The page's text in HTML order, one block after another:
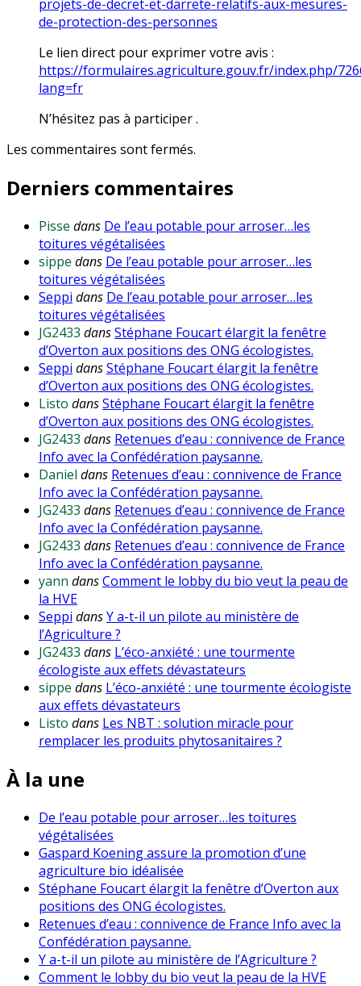
projets-de-decret-et-darrete-relatifs-aux-mesures-
de-protection-des-personnes
Le lien direct pour exprimer votre avis :
https://formulaires.agriculture.gouv.fr/index.php/
lang=fr
N’hésitez pas à participer .
Les commentaires sont fermés.
Derniers commentaires
Pisse dans De l’eau potable pour arroser…les
toitures végétalisées
sippe dans De l’eau potable pour arroser…les
toitures végétalisées
Seppi dans De l’eau potable pour arroser…les
toitures végétalisées
JG2433 dansStéphane Foucart élargit la fenêtre
d’Overton aux positions des ONG écologistes.
Seppi dansStéphane Foucart élargit la fenêtre
d’Overton aux positions des ONG écologistes.
Listo dansStéphane Foucart élargit la fenêtre
d’Overton aux positions des ONG écologistes.
JG2433 dans Retenues d’eau : connivence de France
Info avec la Confédération paysanne.
Daniel dans Retenues d’eau : connivence de France
Info avec la Confédération paysanne.
JG2433 dans Retenues d’eau : connivence de France
Info avec la Confédération paysanne.
JG2433 dans Retenues d’eau : connivence de France
Info avec la Confédération paysanne.
yann dansComment le lobby du bio veut la peau de
la HVE
Seppi dansY a-t-il un pilote au ministère de
l’Agriculture ?
JG2433 dans L’éco-anxiété : une tourmente
écologiste aux effets dévastateurs
sippe dans L’éco-anxiété : une tourmente écologiste
aux effets dévastateurs
Listo dans Les NBT : solution miracle pour
remplacer les produits phytosanitaires ?
À la une
De l’eau potable pour arroser…les toitures
végétalisées
Gaspard Koening assure la promotion d’une
agriculture bio idéalisée
Stéphane Foucart élargit la fenêtre d’Overton aux
positions des ONG écologistes.
Retenues d’eau : connivence de France Info avec la
Confédération paysanne.
Y a-t-il un pilote au ministère de l’Agriculture ?
Comment le lobby du bio veut la peau de la HVE